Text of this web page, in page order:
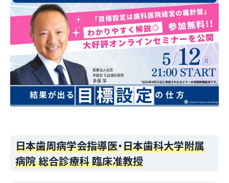
日本歯周病学会指導医・日本歯科大学附属
病院 総合診療科 臨床准教授